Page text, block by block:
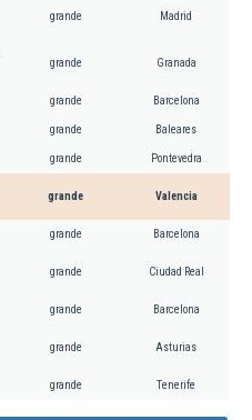
grande Madrid
grande Granada
grande Barcelona
grande Baleares
grande Pontevedra
grande Valencia
grande Barcelona
grande Ciudad Real
grande Barcelona
grande Asturias
grande Tenerife